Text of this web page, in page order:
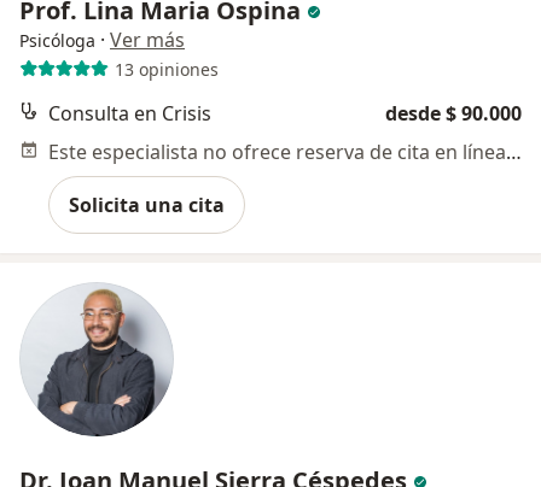
Prof. Lina Maria Ospina
Psicóloga · Ver más
13 opiniones
Consulta en Crisis
desde $ 90.000
Este especialista no ofrece reserva de cita en línea en esta dirección.
Solicita una cita